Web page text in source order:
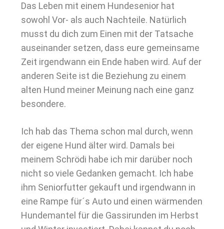
Das Leben mit einem Hundesenior hat
sowohl Vor- als auch Nachteile. Natürlich
musst du dich zum Einen mit der Tatsache
auseinander setzen, dass eure gemeinsame
Zeit irgendwann ein Ende haben wird. Auf der
anderen Seite ist die Beziehung zu einem
alten Hund meiner Meinung nach eine ganz
besondere.
Ich hab das Thema schon mal durch, wenn
der eigene Hund älter wird. Damals bei
meinem Schrödi habe ich mir darüber noch
nicht so viele Gedanken gemacht. Ich habe
ihm Seniorfutter gekauft und irgendwann in
eine Rampe für´s Auto und einen wärmenden
Hundemantel für die Gassirunden im Herbst